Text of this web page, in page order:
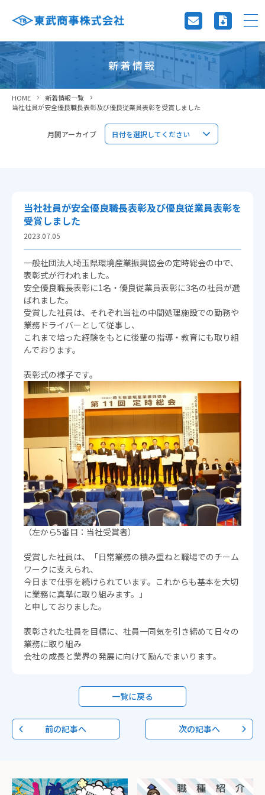
新着情報
HOME
新着情報一覧
当社社員が安全優良職長表彰及び優良従業員表彰を受賞しました
月間アーカイブ
当社社員が安全優良職長表彰及び優良従業員表彰を
受賞しました
2023.07.05
一般社団法人埼玉県環境産業振興協会の定時総会の中で、
表彰式が行われました。
安全優良職長表彰に1名・優良従業員表彰に3名の社員が選
ばれました。
受賞した社員は、それぞれ当社の中間処理施設での勤務や
業務ドライバーとして従事し、
これまで培った経験をもとに後輩の指導・教育にも取り組
んでおります。
表彰式の様子です。
（左から5番目：当社受賞者）
受賞した社員は、「日常業務の積み重ねと職場でのチーム
ワークに支えられ、
今日まで仕事を続けられています。これからも基本を大切
に業務に真摯に取り組みます。」
と申しておりました。
表彰された社員を目標に、社員一同気を引き締めて日々の
業務に取り組み
会社の成長と業界の発展に向けて励んでまいります。
一覧に戻る
前の記事へ 次の記事へ